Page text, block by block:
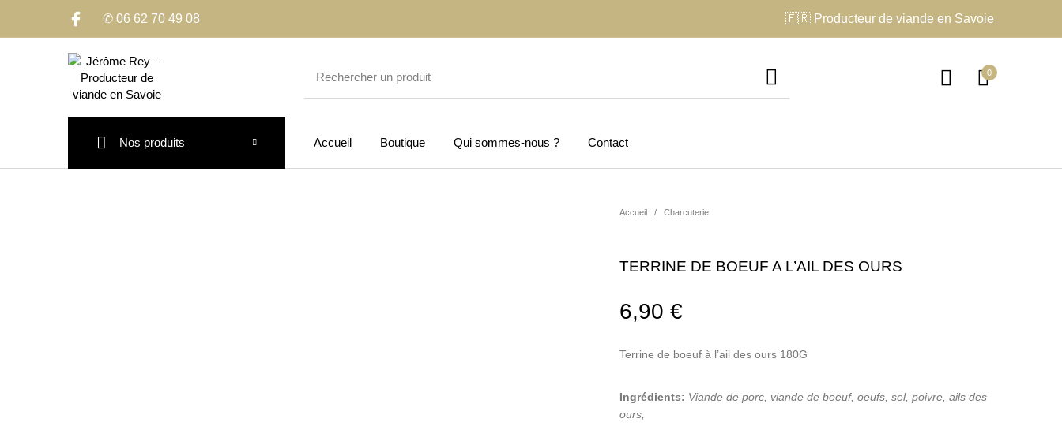
✆ 06 62 70 49 08 🇫🇷 Producteur de viande en Savoie
0
Accueil Boutique Qui sommes-nous ? Contact
Nos produits
Accueil / Charcuterie
TERRINE DE BOEUF A L’AIL DES OURS
6,90 €
Terrine de boeuf à l’ail des ours 180G
Ingrédients: Viande de porc, viande de boeuf, oeufs, sel, poivre, ails des
ours,